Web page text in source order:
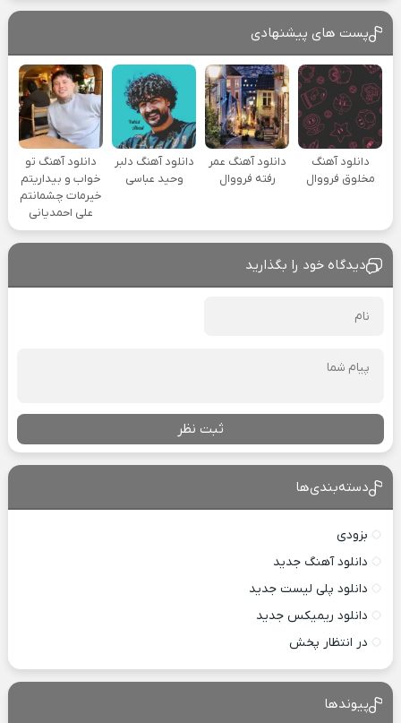
پست های پیشنهادی
دانلود آهنگ
مخلوق فرووال
دانلود آهنگ عمر
رفته فرووال
دانلود آهنگ دلبر
وحید عباسی
دانلود آهنگ تو
خواب و بیداریتم
خیرمات چشمانتم
علی احمدیانی
دیدگاه خود را بگذارید
ثبت نظر
دسته‌بندی‌ها
بزودی
دانلود آهنگ جدید
دانلود پلی لیست جدید
دانلود ریمیکس جدید
در انتظار پخش
پیوندها